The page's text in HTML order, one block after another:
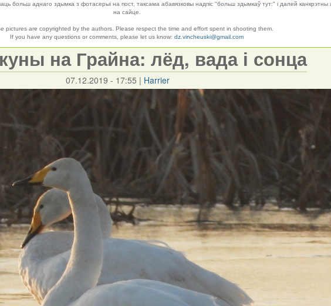
больш аднаго здымка з фотасерыі на пост, таксама абавязковы надпіс "больш здымкаў тут:" і далей
на сайце.
pictures are copyrighted by the authors. Please respect the time and effort spent in shooting them.
If you have any questions or comments, please let us know:dz.vincheuski@gmail.com
на Грайна: лёд, вада і сонца
07.12.2019 - 17:55 | Harrier